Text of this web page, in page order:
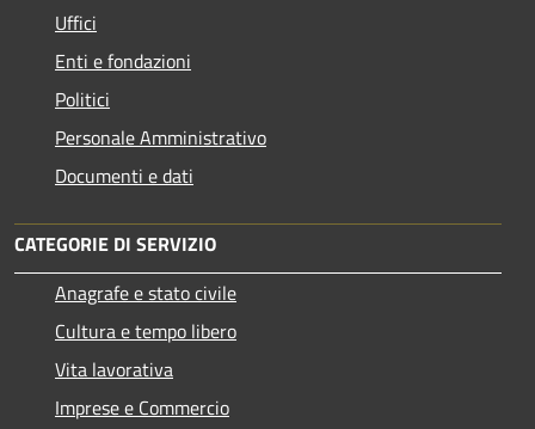
Uffici
Enti e fondazioni
Politici
Personale Amministrativo
Documenti e dati
CATEGORIE DI SERVIZIO
Anagrafe e stato civile
Cultura e tempo libero
Vita lavorativa
Imprese e Commercio